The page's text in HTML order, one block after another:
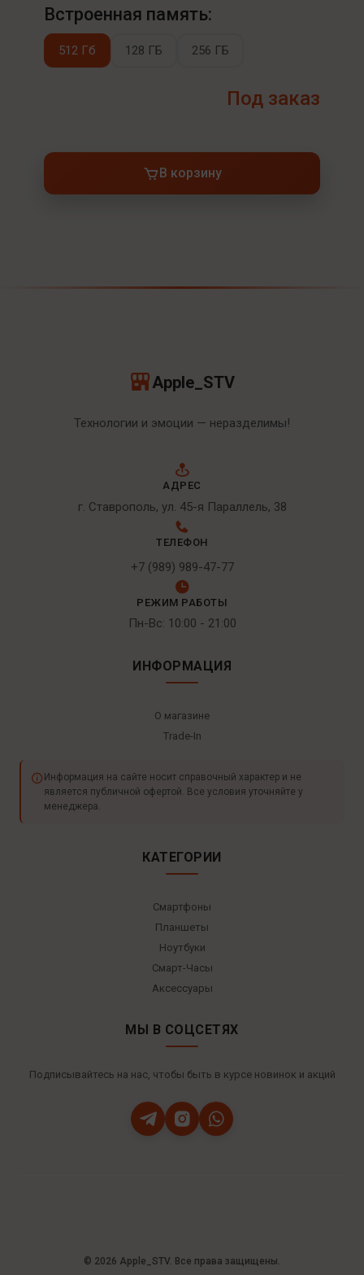
Встроенная память:
512 Гб 128 ГБ 256 ГБ
Под заказ
В корзину
Apple_STV
Технологии и эмоции — неразделимы!
АДРЕС
г. Ставрополь, ул. 45-я Параллель, 38
ТЕЛЕФОН
+7 (989) 989-47-77
РЕЖИМ РАБОТЫ
Пн-Вс: 10:00 - 21:00
ИНФОРМАЦИЯ
О магазине
Trade-In
Информация на сайте носит справочный характер и не
является публичной офертой. Все условия уточняйте у
менеджера.
КАТЕГОРИИ
Смартфоны
Планшеты
Ноутбуки
Смарт-Часы
Аксессуары
МЫ В СОЦСЕТЯХ
Подписывайтесь на нас, чтобы быть в курсе новинок и акций
© 2026 Apple_STV. Все права защищены.